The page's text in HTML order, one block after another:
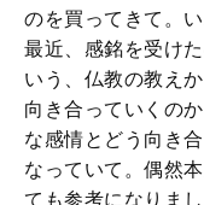
のを買ってきて。
最近、感銘を受け
いう、仏教の教え
向き合っていくの
な感情とどう向き
なっていて。偶然
ても参考になりまし